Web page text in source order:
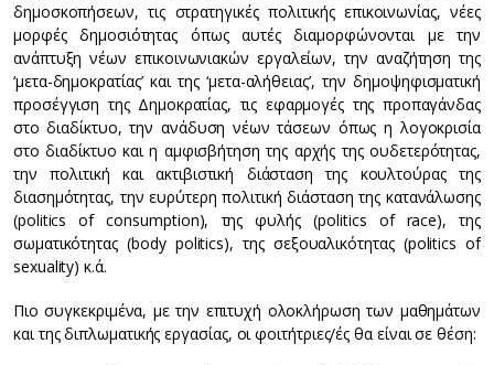
δημοσκοπήσεων, τις στρατηγικές πολιτικής επικοινωνίας, νέες
μορφές δημοσιότητας όπως αυτές διαμορφώνονται με την
ανάπτυξη νέων επικοινωνιακών εργαλείων, την αναζήτηση της
‘μετα-δημοκρατίας’ και της ‘μετα-αλήθειας’, την δημοψηφισματική
προσέγγιση της Δημοκρατίας, τις εφαρμογές της προπαγάνδας
στο διαδίκτυο, την ανάδυση νέων τάσεων όπως η λογοκρισία
στο διαδίκτυο και η αμφισβήτηση της αρχής της ουδετερότητας,
την πολιτική και ακτιβιστική διάσταση της κουλτούρας της
διασημότητας, την ευρύτερη πολιτική διάσταση της κατανάλωσης
(politics of consumption), της φυλής (politics of race), της
σωματικότητας (body politics), της σεξουαλικότητας (politics of
sexuality) κ.ά.
Πιο συγκεκριμένα, με την επιτυχή ολοκλήρωση των μαθημάτων
και της διπλωματικής εργασίας, οι φοιτήτριες/ές θα είναι σε θέση: